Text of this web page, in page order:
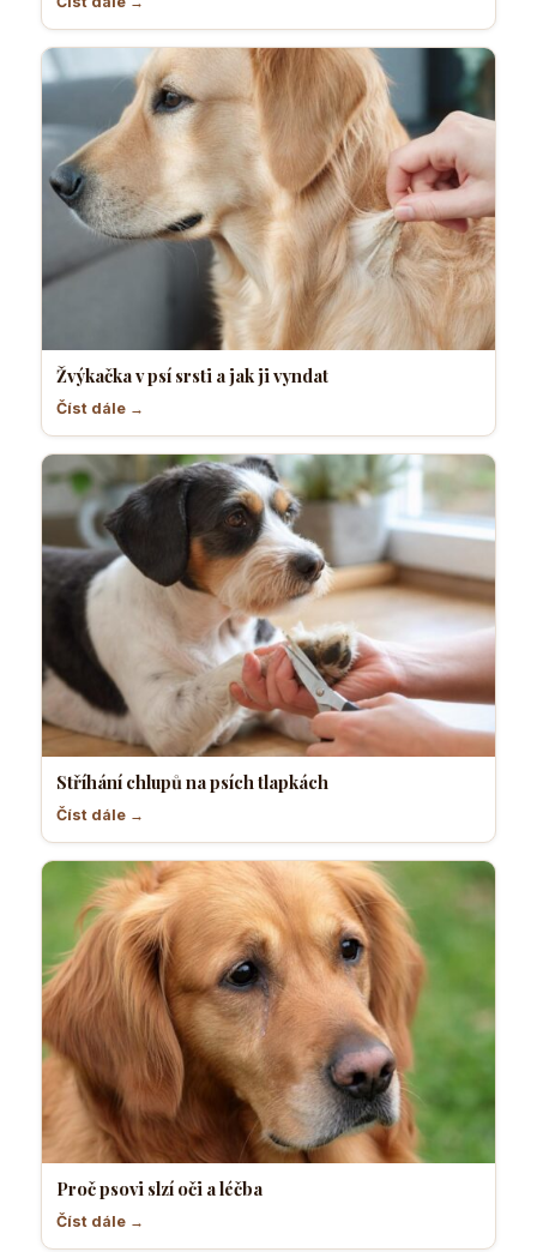
Žvýkačka v psí srsti a jak ji vyndat
Číst dále →
Stříhání chlupů na psích tlapkách
Číst dále →
Proč psovi slzí oči a léčba
Číst dále →